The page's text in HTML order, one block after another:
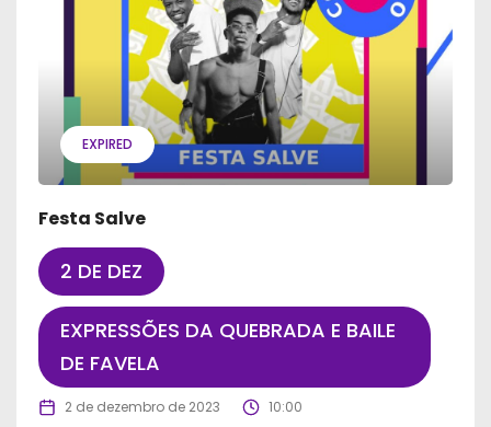
EXPIRED
Festa Salve
2 DE DEZ
EXPRESSÕES DA QUEBRADA E BAILE
DE FAVELA
2 de dezembro de 2023 10:00